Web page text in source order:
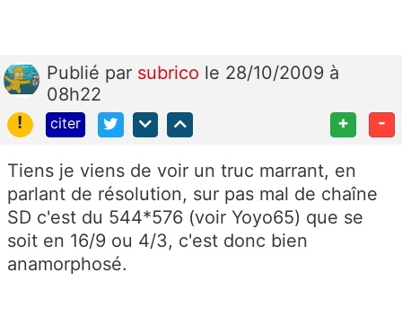
Publié par subrico le 28/10/2009 à
08h22
!
citer + -
Tiens je viens de voir un truc marrant, en
parlant de résolution, sur pas mal de chaîne
SD c'est du 544*576 (voir Yoyo65) que se
soit en 16/9 ou 4/3, c'est donc bien
anamorphosé.